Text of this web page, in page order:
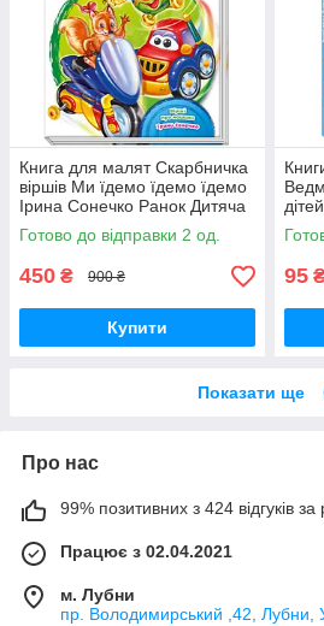
Книга для малят Скарбничка
віршів Ми їдемо їдемо їдемо
Ірина Сонечко Ранок Дитяча
картонна книжка вірші для
найменших
Готово до відправки 2 од.
450 ₴ 900 ₴
Купити
95
Показати ще
Про нас
99% позитивних з 424 відгуків за
Працює з 02.04.2021
м. Лубни
пр. Володимирський ,42, Лубни,